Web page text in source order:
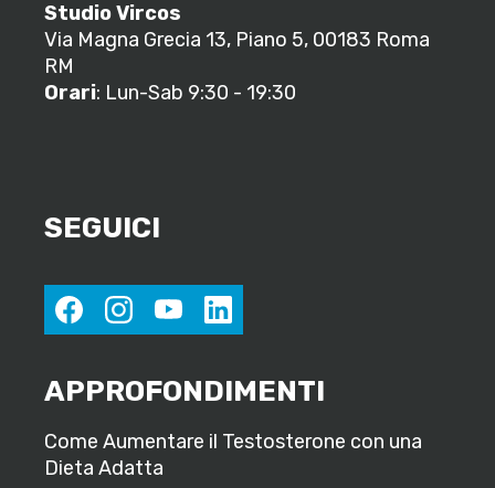
Studio Vircos
Via Magna Grecia 13, Piano 5, 00183 Roma
RM
Orari: Lun-Sab 9:30 - 19:30
SEGUICI
facebookinstagramyoutubelinkedin
APPROFONDIMENTI
Come Aumentare il Testosterone con una
Dieta Adatta